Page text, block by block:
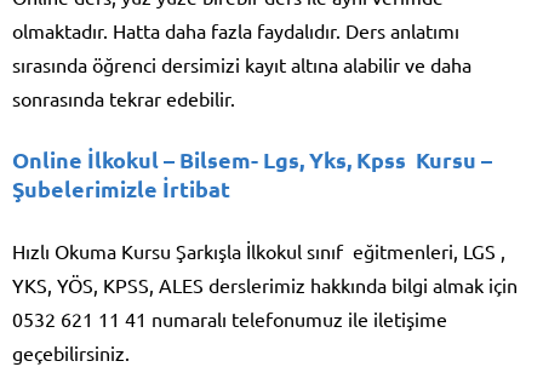
olmaktadır. Hatta daha fazla faydalıdır. Ders anlatımı
sırasında öğrenci dersimizi kayıt altına alabilir ve daha
sonrasında tekrar edebilir.
Online İlkokul – Bilsem- Lgs, Yks, Kpss Kursu –
Şubelerimizle İrtibat
Hızlı Okuma Kursu Şarkışla İlkokul sınıf eğitmenleri, LGS ,
YKS, YÖS, KPSS, ALES derslerimiz hakkında bilgi almak için
0532 621 11 41 numaralı telefonumuz ile iletişime
geçebilirsiniz.